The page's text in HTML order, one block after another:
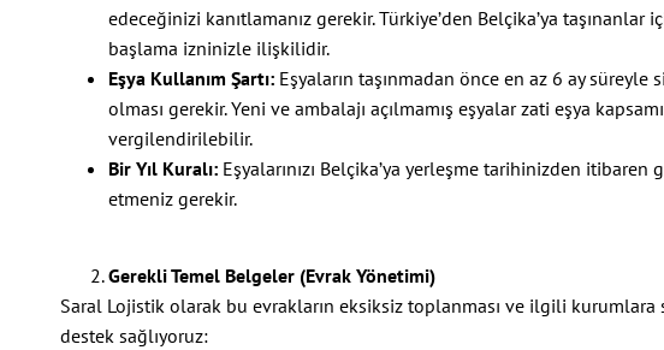
edeceğinizi kanıtlamanız gerekir. Türkiye’den Belçika’ya taşınanlar
başlama izninizle ilişkilidir.
Eşya Kullanım Şartı: Eşyaların taşınmadan önce en az 6 ay süreyle
olması gerekir. Yeni ve ambalajı açılmamış eşyalar zati eşya
vergilendirilebilir.
Bir Yıl Kuralı: Eşyalarınızı Belçika’ya yerleşme tarihinizden
etmeniz gerekir.
Gerekli Temel Belgeler (Evrak Yönetimi)
Saral Lojistik olarak bu evrakların eksiksiz toplanması ve ilgili kurumlara
destek sağlıyoruz: